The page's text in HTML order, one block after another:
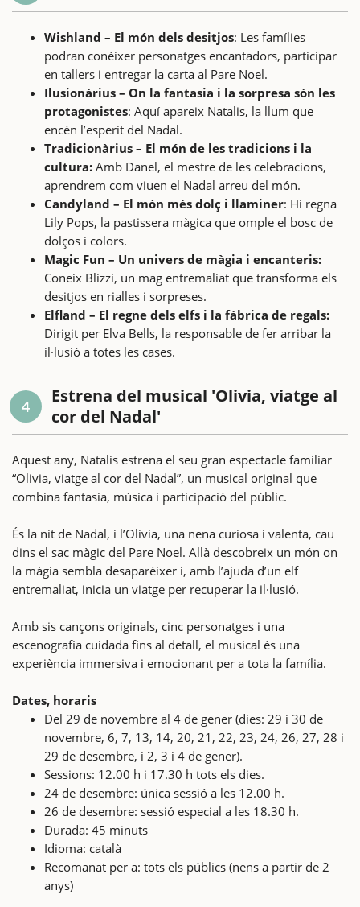
Wishland – El món dels desitjos: Les famílies
podran conèixer personatges encantadors, participar
en tallers i entregar la carta al Pare Noel.
Ilusionàrius – On la fantasia i la sorpresa són les
protagonistes: Aquí apareix Natalis, la llum que
encén l’esperit del Nadal.
Tradicionàrius – El món de les tradicions i la
cultura: Amb Danel, el mestre de les celebracions,
aprendrem com viuen el Nadal arreu del món.
Candyland – El món més dolç i llaminer: Hi regna
Lily Pops, la pastissera màgica que omple el bosc de
dolços i colors.
Magic Fun – Un univers de màgia i encanteris:
Coneix Blizzi, un mag entremaliat que transforma els
desitjos en rialles i sorpreses.
Elfland – El regne dels elfs i la fàbrica de regals:
Dirigit per Elva Bells, la responsable de fer arribar la
il·lusió a totes les cases.
4
Estrena del musical 'Olivia, viatge al
cor del Nadal'
Aquest any, Natalis estrena el seu gran espectacle familiar
“Olivia, viatge al cor del Nadal”, un musical original que
combina fantasia, música i participació del públic.
És la nit de Nadal, i l’Olivia, una nena curiosa i valenta, cau
dins el sac màgic del Pare Noel. Allà descobreix un món on
la màgia sembla desaparèixer i, amb l’ajuda d’un elf
entremaliat, inicia un viatge per recuperar la il·lusió.
Amb sis cançons originals, cinc personatges i una
escenografia cuidada fins al detall, el musical és una
experiència immersiva i emocionant per a tota la família.
Dates, horaris
Del 29 de novembre al 4 de gener (dies: 29 i 30 de
novembre, 6, 7, 13, 14, 20, 21, 22, 23, 24, 26, 27, 28 i
29 de desembre, i 2, 3 i 4 de gener).
Sessions: 12.00 h i 17.30 h tots els dies.
24 de desembre: única sessió a les 12.00 h.
26 de desembre: sessió especial a les 18.30 h.
Durada: 45 minuts
Idioma: català
Recomanat per a: tots els públics (nens a partir de 2
anys)